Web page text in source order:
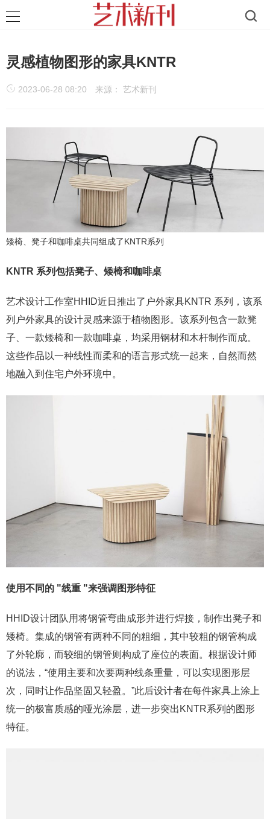
灵感植物图形的家具KNTR
2023-06-28 08:20 来源： 艺术新刊
矮椅、凳子和咖啡桌共同组成了KNTR系列
KNTR 系列包括凳子、矮椅和咖啡桌
艺术设计工作室HHID近日推出了户外家具KNTR 系列，该系
列户外家具的设计灵感来源于植物图形。该系列包含一款凳
子、一款矮椅和一款咖啡桌，均采用钢材和木杆制作而成。
这些作品以一种线性而柔和的语言形式统一起来，自然而然
地融入到住宅户外环境中。
使用不同的 "线重 "来强调图形特征
HHID设计团队用将钢管弯曲成形并进行焊接，制作出凳子和
矮椅。集成的钢管有两种不同的粗细，其中较粗的钢管构成
了外轮廓，而较细的钢管则构成了座位的表面。根据设计师
的说法，“使用主要和次要两种线条重量，可以实现图形层
次，同时让作品坚固又轻盈。”此后设计者在每件家具上涂上
统一的极富质感的哑光涂层，进一步突出KNTR系列的图形
特征。